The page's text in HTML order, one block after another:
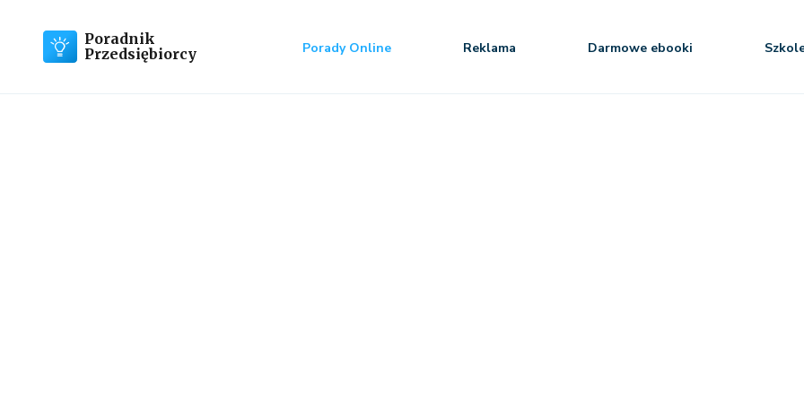
Poradnik
Przedsiębiorcy
Porady Online Reklama Darmowe ebooki